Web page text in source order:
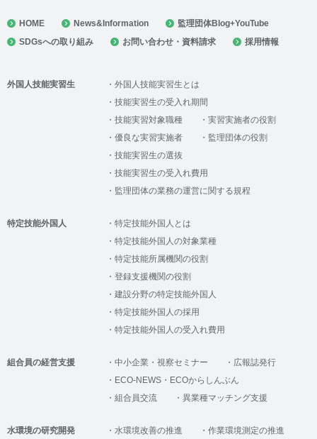
HOME News&Information
監理団体Blog+YouTube
SDGsへの取り組み
お問い合わせ・資料請求 採用情報
外国人技能実習生
外国人技能実習生とは
技能実習生の受入れ期間
技能実習対象職種
実習実施者の役割
優良な実習実施者
監理団体の役割
技能実習生の選抜
技能実習生の受入れ費用
監理団体の業務の運営に関する規程
特定技能外国人
特定技能外国人とは
特定技能外国人の対象業種
特定技能所属機関の役割
登録支援機関の役割
建設分野の特定技能外国人
特定技能外国人の採用
特定技能外国人の受入れ費用
組合員の経営支援 中小企業・視察セミナー
広報誌発行
ECO-NEWS・ECOからしんぶん
組合員交流
異業種マッチング支援
水環境の研究開発 水環境改善の推進 作業環境測定の推進